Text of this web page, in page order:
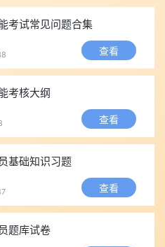
历认证报告》，可在学信网进行
件加盖公章;
在陕单位连续一年以上社保证
级证者需提供成绩截图复印件并
费，不合格者禁考，资料当场退
月23日
考试常见问题合集
查看
考核大纲
查看
基础知识习题
查看
题库试卷